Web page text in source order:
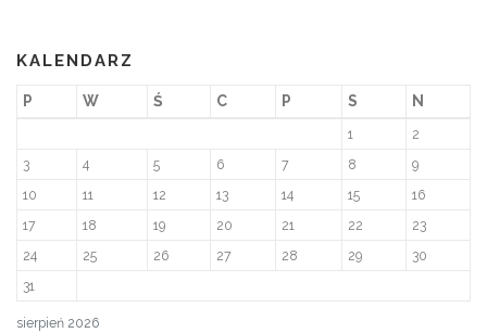
KALENDARZ
sierpień 2026
P W Ś C P S N
1
2
3
4 5 6 7 8
9
10
11 12 13 14 15
16
17
18 19 20 21 22
23
24
25 26 27 28 29
30
31